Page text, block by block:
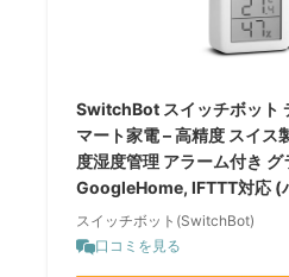
SwitchBot スイッチボット
マート家電 – 高精度 スイス
度湿度管理 アラーム付き
GoogleHome, IFTTT対応 (
スイッチボット(SwitchBot)
口コミを見る